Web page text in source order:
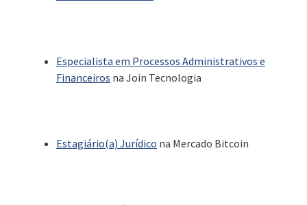
Especialista em Processos Administrativos e
Financeiros na Join Tecnologia
Estagiário(a) Jurídico na Mercado Bitcoin